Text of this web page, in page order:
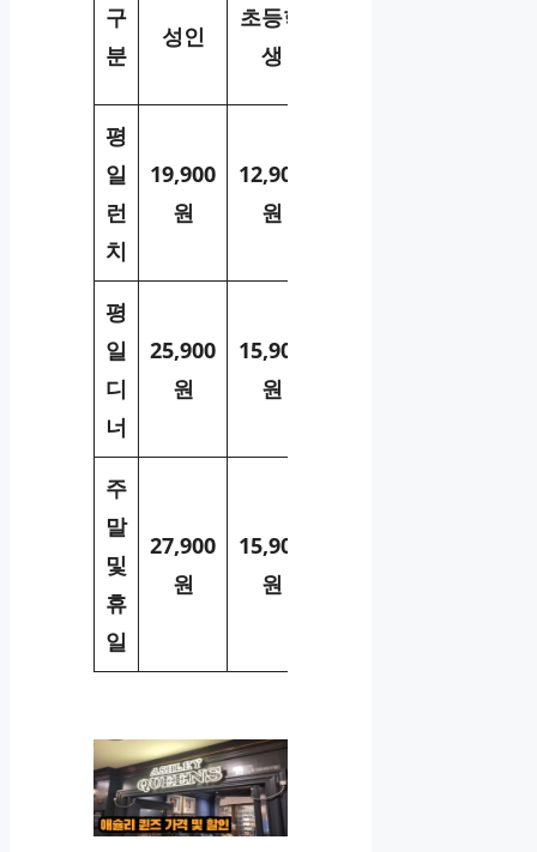
구
분
성인
초등학
생
평
일
런
치
19,900
원
12,900
원
평
일
디
너
25,900
원
15,900
원
주
말
및
휴
일
27,900
원
15,900
원